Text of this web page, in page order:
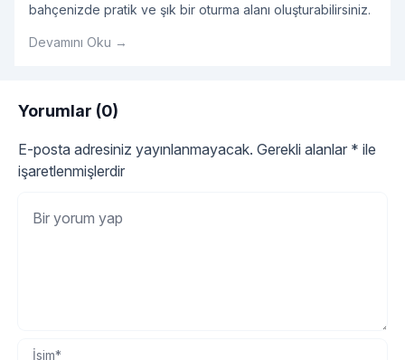
bahçenizde pratik ve şık bir oturma alanı oluşturabilirsiniz.
Devamını Oku →
Yorumlar (0)
E-posta adresiniz yayınlanmayacak. Gerekli alanlar * ile
işaretlenmişlerdir